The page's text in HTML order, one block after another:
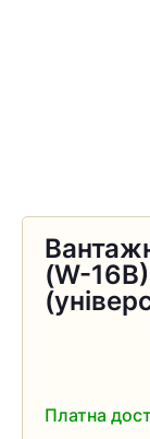
(W-
Платна